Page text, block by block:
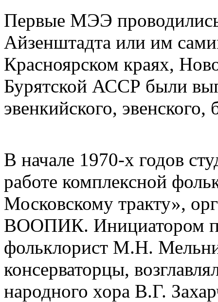
Первые МЭЭ
Айзенштадта или им
Красноярском краях,
Бурятской АССР были
эвенкийского, эвенского,
В начале 1970-х годов
работе комплексной
Московскому тракту»,
ВООПИК. Инициатором
фольклорист М.Н.
консерваторцы,
народного хора В.Г.